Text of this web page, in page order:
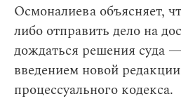
Осмоналиева объясняет,
либо отправить дело на
дождаться решения суда
введением новой
процессуального кодекса.